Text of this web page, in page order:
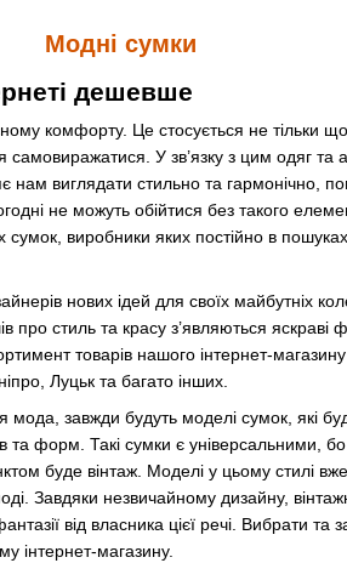
Модні сумки
дешевше
комфорту. Це стосується не тільки
У зв’язку з цим одяг та
виглядати стильно та гармонічно,
не можуть обійтися без такого
сумок, виробники яких постійно в
нових ідей для своїх майбутніх
стиль та красу з’являються яскраві
товарів нашого інтернет-
Луцьк та багато інших.
мода, завжди будуть моделі сумок, які
та форм. Такі сумки є універсальними,
буде вінтаж. Моделі у цьому стилі
Завдяки незвичайному дизайну,
від власника цієї речі. Вибрати та
інтернет-магазину.